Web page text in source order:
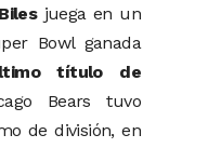
juega en un
Bowl ganada
título de
Bears tuvo
de división, en